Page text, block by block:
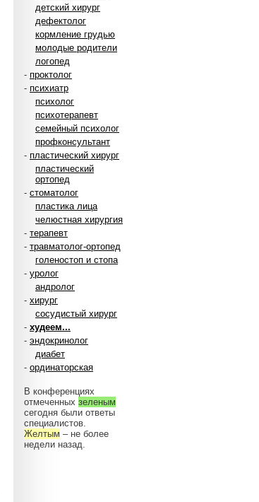
детский хирург
дефектолог
кормление грудью
молодые родители
логопед
- проктолог
- психиатр
психолог
психотерапевт
семейный психолог
профконсультант
- пластический хирург
пластический
ортопед
- стоматолог
пластика лица
челюстная хирургия
- терапевт
- травматолог-ортопед
голеностоп и стопа
- уролог
андролог
- хирург
сосудистый хирург
- худеем...
- эндокринолог
диабет
- ординаторская
В конференциях
отмеченных зеленым
сегодня были ответы
специалистов.
Желтым – не более
недели назад.